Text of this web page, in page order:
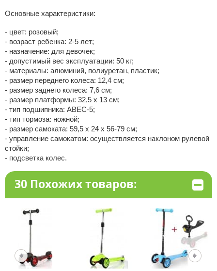
Основные характеристики:
- цвет: розовый;
- возраст ребенка: 2-5 лет;
- назначение: для девочек;
- допустимый вес эксплуатации: 50 кг;
- материалы: алюминий, полиуретан, пластик;
- размер переднего колеса: 12,4 см;
- размер заднего колеса: 7,6 см;
- размер платформы: 32,5 х 13 см;
- тип подшипника: ABEC-5;
- тип тормоза: ножной;
- размер самоката: 59,5 х 24 х 56-79 см;
- управление самокатом: осуществляется наклоном рулевой
стойки;
- подсветка колес.
30 Похожих товаров: